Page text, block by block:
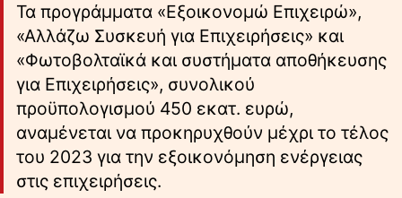
Τα προγράμματα «Εξοικονομώ Επιχειρώ»,
«Αλλάζω Συσκευή για Επιχειρήσεις» και
«Φωτοβολταϊκά και συστήματα αποθήκευσης
για Επιχειρήσεις», συνολικού
προϋπολογισμού 450 εκατ. ευρώ,
αναμένεται να προκηρυχθούν μέχρι το τέλος
του 2023 για την εξοικονόμηση ενέργειας
στις επιχειρήσεις.